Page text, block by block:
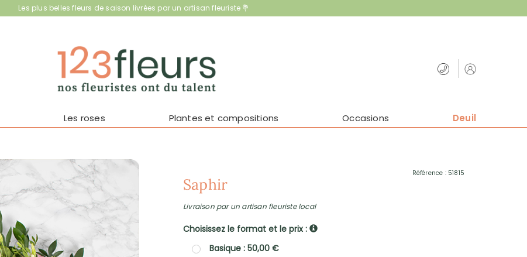
Les plus belles fleurs de saison livrées par un artisan fleuriste 💐
Les roses Plantes et compositions Occasions Deuil
Référence : 51815
Saphir
Livraison par un artisan fleuriste local
Choisissez le format et le prix :
Basique : 50,00 €